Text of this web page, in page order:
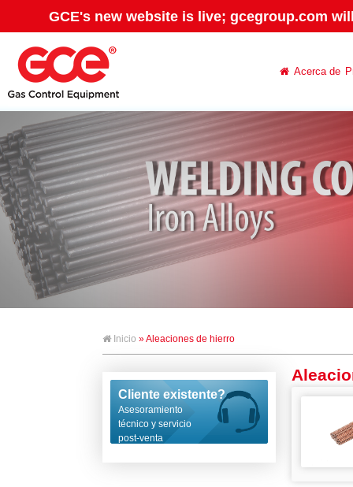
GCE's new website is live; gcegroup.com
Acerca de
Inicio » Aleaciones de hierro
Cliente existente?
Asesoramiento
técnico y servicio
post-venta